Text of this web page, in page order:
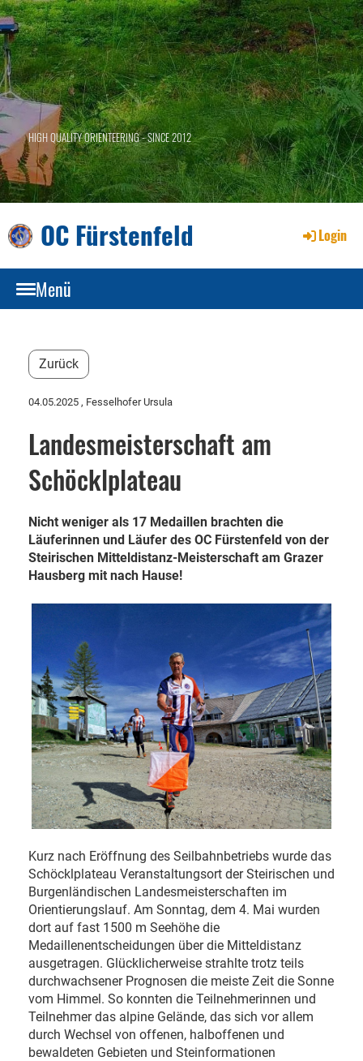
HIGH QUALITY ORIENTEERING - SINCE 2012
OC Fürstenfeld Login
Menü
Zurück
04.05.2025 , Fesselhofer Ursula
Landesmeisterschaft am
Schöcklplateau
Nicht weniger als 17 Medaillen brachten die
Läuferinnen und Läufer des OC Fürstenfeld von der
Steirischen Mitteldistanz-Meisterschaft am Grazer
Hausberg mit nach Hause!
Kurz nach Eröffnung des Seilbahnbetriebs wurde das
Schöcklplateau Veranstaltungsort der Steirischen und
Burgenländischen Landesmeisterschaften im
Orientierungslauf. Am Sonntag, dem 4. Mai wurden
dort auf fast 1500 m Seehöhe die
Medaillenentscheidungen über die Mitteldistanz
ausgetragen. Glücklicherweise strahlte trotz teils
durchwachsener Prognosen die meiste Zeit die Sonne
vom Himmel. So konnten die Teilnehmerinnen und
Teilnehmer das alpine Gelände, das sich vor allem
durch Wechsel von offenen, halboffenen und
bewaldeten Gebieten und Steinformationen